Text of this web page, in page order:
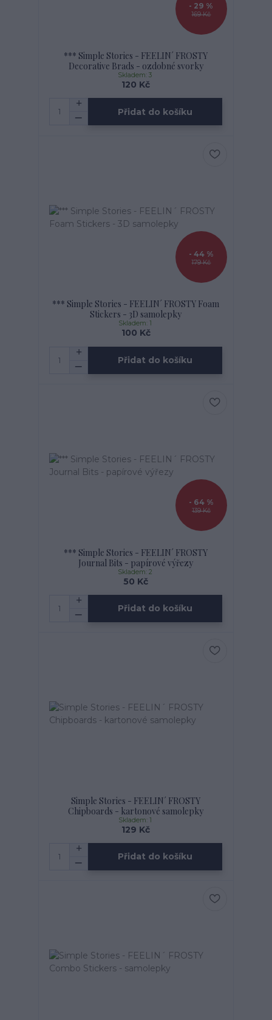
169 Kč
- 29 %
*** Simple Stories - FEELIN´ FROSTY
Decorative Brads - ozdobné svorky
120 Kč
Skladem: 3
Přidat do košíku
179 Kč
- 44 %
*** Simple Stories - FEELIN´ FROSTY Foam
Stickers - 3D samolepky
100 Kč
Skladem: 1
Přidat do košíku
139 Kč
- 64 %
*** Simple Stories - FEELIN´ FROSTY
Journal Bits - papírové výřezy
50 Kč
Skladem: 2
Přidat do košíku
Simple Stories - FEELIN´ FROSTY
Chipboards - kartonové samolepky
129 Kč
Skladem: 1
Přidat do košíku